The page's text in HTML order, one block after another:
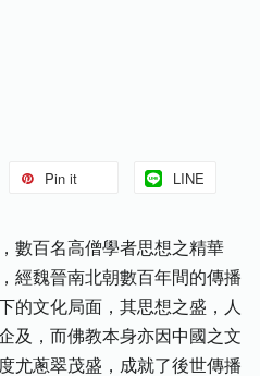
Pin it LINE
數百名高僧學者思想之精華
經魏晉南北朝數百年間的傳播
的文化局面，其思想之盛，人
及，而佛教本身亦因中國之文
尤蔥翠茂盛，成就了後世傳播